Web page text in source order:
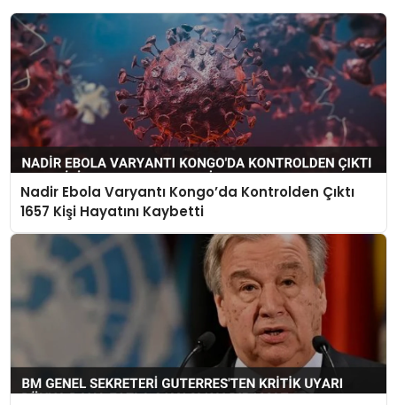
Nadir Ebola Varyantı Kongo’da Kontrolden Çıktı
1657 Kişi Hayatını Kaybetti